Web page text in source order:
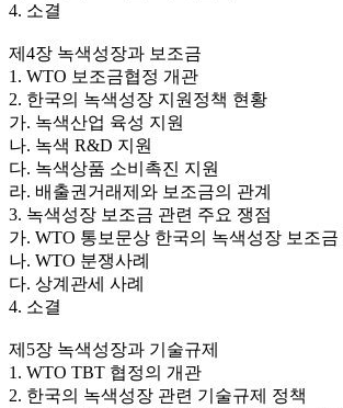
4. 소결
제4장 녹색성장과 보조금
1. WTO 보조금협정 개관
2. 한국의 녹색성장 지원정책 현황
가. 녹색산업 육성 지원
나. 녹색 R&D 지원
다. 녹색상품 소비촉진 지원
라. 배출권거래제와 보조금의 관계
3. 녹색성장 보조금 관련 주요 쟁점
가. WTO 통보문상 한국의 녹색성장 보조금
나. WTO 분쟁사례
다. 상계관세 사례
4. 소결
제5장 녹색성장과 기술규제
1. WTO TBT 협정의 개관
2. 한국의 녹색성장 관련 기술규제 정책